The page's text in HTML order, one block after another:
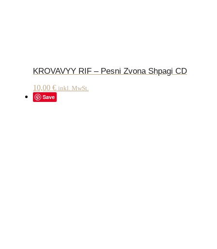
KROVAVYY RIF – Pesni Zvona Shpagi CD
10,00 € inkl. MwSt.
Save